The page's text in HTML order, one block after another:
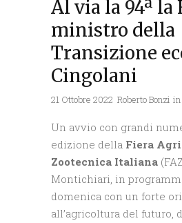
Al via la 94ª la
ministro della
Transizione
Cingolani
21 Ottobre 2022 Roberto Bonzi in
Un avvio con grandi
edizione della Fiera
Zootecnica Italiana
Montichiari, in
domenica con un forte
all’agricoltura del futuro,